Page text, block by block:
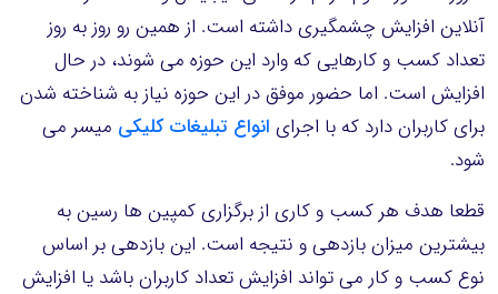
آنلاین افزایش چشمگیری داشته است. از همین رو روز به روز
تعداد کسب و کارهایی که وارد این حوزه می شوند، در حال
افزایش است. اما حضور موفق در این حوزه نیاز به شناخته شدن
برای کاربران دارد که با اجرای انواع تبلیغات کلیکی میسر می
شود.
قطعا هدف هر کسب و کاری از برگزاری کمپین ها رسین به
بیشترین میزان بازدهی و نتیجه است. این بازدهی بر اساس
نوع کسب و کار می تواند افزایش تعداد کاربران باشد یا افزایش